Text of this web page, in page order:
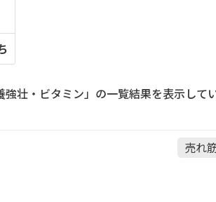
壮・ビタミン」の一覧結果を表示してい